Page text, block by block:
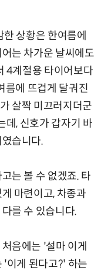
한 상황은 한여름에
는 차가운 날씨에도
4계절용 타이어보다
름에 뜨겁게 달궈진
살짝 미끄러지더군
데, 신호가 갑자기 바
습니다.
는 볼 수 없겠죠. 타
마련이고, 차종과
를 수 있습니다.
음에는 '설마 이게
'이게 된다고?' 하는